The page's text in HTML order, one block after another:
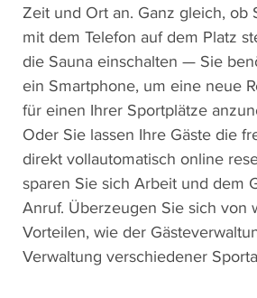
Zeit und Ort an. Ganz gleich, ob
mit dem Telefon auf dem Platz
die Sauna einschalten — Sie
ein Smartphone, um eine neue
für einen Ihrer Sportplätze
Oder Sie lassen Ihre Gäste die
direkt vollautomatisch online
sparen Sie sich Arbeit und dem
Anruf. Überzeugen Sie sich von
Vorteilen, wie der
Verwaltung verschiedener